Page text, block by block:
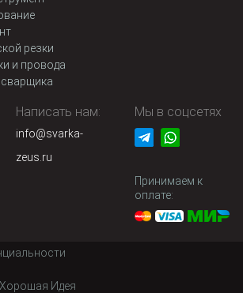
резки
и провода
Написать нам:
info@svarka-
zeus.ru
Мы в соцсетях
Принимаем к
оплате:
Хорошая Идея